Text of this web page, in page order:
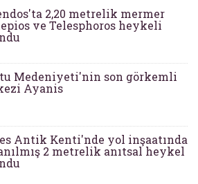
2,20 metrelik mermer
ve Telesphoros heykeli
Medeniyeti'nin son görkemli
Ayanis
Antik Kenti'nde yol inşaatında
2 metrelik anıtsal heykel